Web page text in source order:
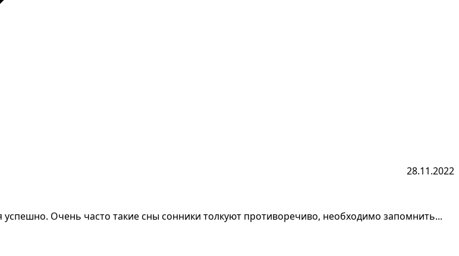
28.11.2022
Очень часто такие сны сонники толкуют противоречиво, необходимо запомнить...